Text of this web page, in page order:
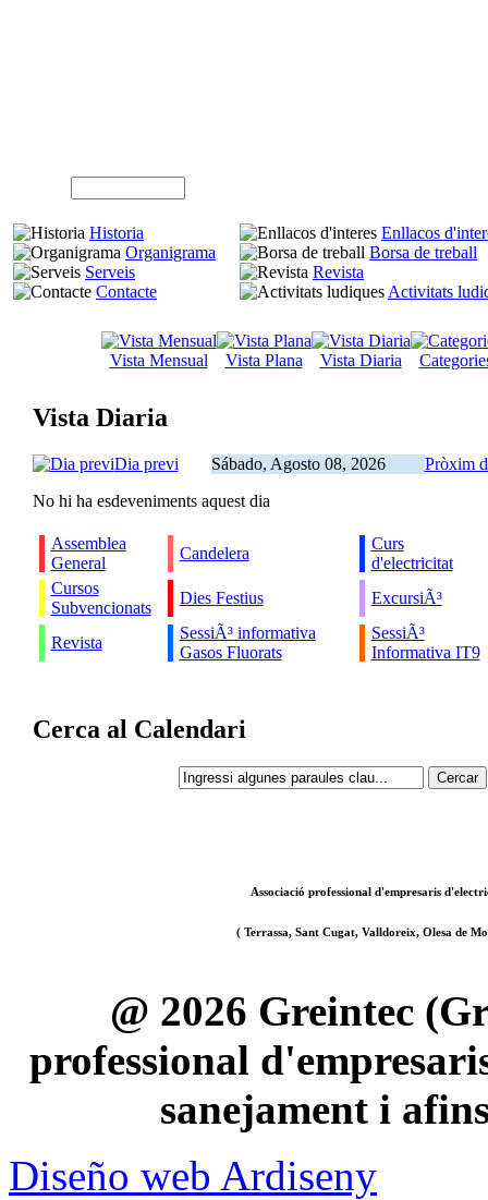
Historia
Organigrama
Serveis
Contacte
Enllacos
Borsa de treball
Revista
Activitats
Vista Mensual Vista Plana Vista Diaria
Vista Diaria
Dia previ Sábado, Agosto 08, 2026
Pròxim
No hi ha esdeveniments aquest dia
Assemblea
General
Candelera
Curs
d'electricitat
Cursos
Subvencionats
Dies Festius ExcursiÃ³
Revista
SessiÃ³ informativa
Gasos Fluorats
SessiÃ³
Informativa IT9
Cerca al Calendari
Associació professional d'empresaris
( Terrassa, Sant Cugat, Valldoreix, Olesa de
@ 2026 Greintec
professional
sanejament i
Diseño web Ardiseny